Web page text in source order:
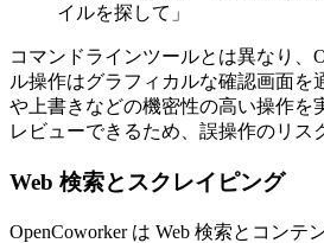
イルを探して」
コマンドラインツールとは異なり、
ル操作はグラフィカルな確認画面を
や上書きなどの機密性の高い操作を
レビューできるため、誤操作のリス
Web 検索とスクレイピング
OpenCoworker は Web 検索とコンテ